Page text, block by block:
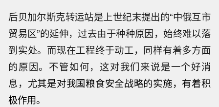
后贝加尔斯克转运站是上世纪末提出的“中俄互市
贸易区”的延伸，过去由于种种原因，始终难以落
到实处。而现在工程终于动工，同样有着多方面
的原因。不管如何，这对我们来说是一个好消
息， 尤其是对我国粮食安全战略的实施，有着积
极作用。